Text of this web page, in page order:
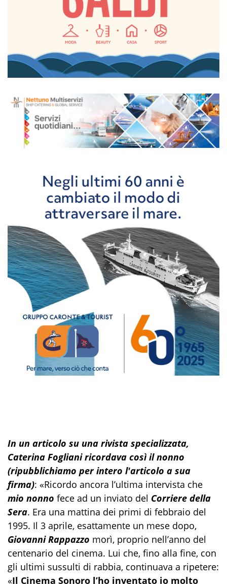
In un articolo su una rivista specializzata,
Caterina Fogliani ricordava così il nonno
(ripubblichiamo per intero l'articolo a sua
firma): «Ricordo ancora l’ultima intervista che
mio nonno fece ad un inviato del Corriere della
Sera. Era una mattina dei primi di febbraio del
1995. Il 3 aprile, esattamente un mese dopo,
Giovanni Rappazzo morì, proprio nell’anno del
centenario del cinema. Lui che, fino alla fine, con
gli ultimi sussulti di rabbia, continuava a ripetere:
«Il Cinema Sonoro l’ho inventato io molto